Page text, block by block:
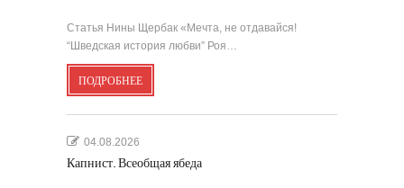
Статья Нины Щербак «Мечта, не отдавайся!
“Шведская история любви” Роя…
ПОДРОБНЕЕ
04.08.2026
Капнист. Всеобщая ябеда